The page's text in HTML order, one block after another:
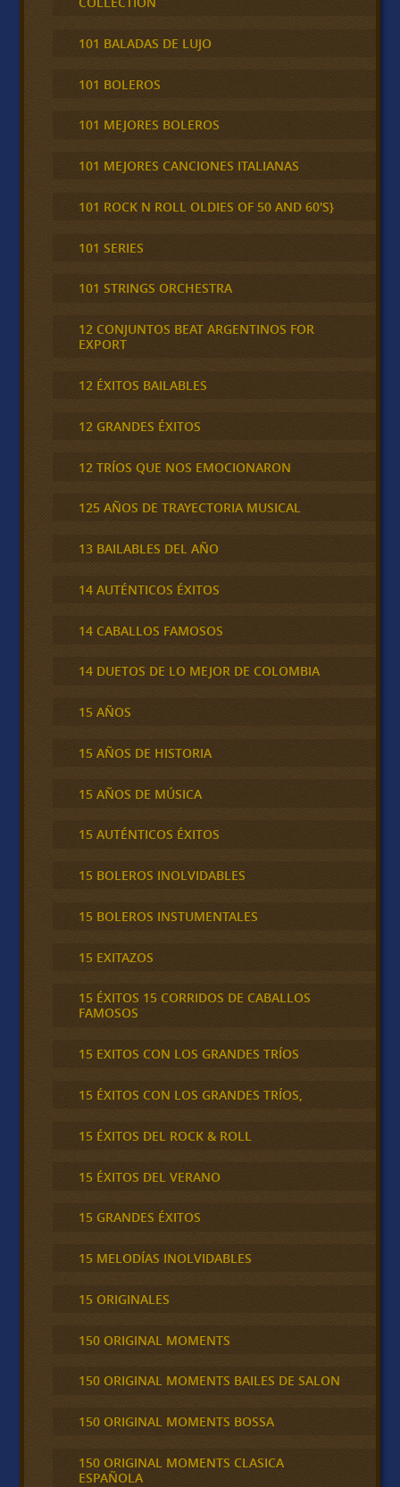
101 BALADAS DE LUJO
101 BOLEROS
101 MEJORES BOLEROS
101 MEJORES CANCIONES ITALIANAS
101 ROCK N ROLL OLDIES OF 50 AND 60'S}
101 SERIES
101 STRINGS ORCHESTRA
12 CONJUNTOS BEAT ARGENTINOS FOR
EXPORT
12 ÉXITOS BAILABLES
12 GRANDES ÉXITOS
12 TRÍOS QUE NOS EMOCIONARON
125 AÑOS DE TRAYECTORIA MUSICAL
13 BAILABLES DEL AÑO
14 AUTÉNTICOS ÉXITOS
14 CABALLOS FAMOSOS
14 DUETOS DE LO MEJOR DE COLOMBIA
15 AÑOS
15 AÑOS DE HISTORIA
15 AÑOS DE MÚSICA
15 AUTÉNTICOS ÉXITOS
15 BOLEROS INOLVIDABLES
15 BOLEROS INSTUMENTALES
15 EXITAZOS
15 ÉXITOS 15 CORRIDOS DE CABALLOS
FAMOSOS
15 EXITOS CON LOS GRANDES TRÍOS
15 ÉXITOS CON LOS GRANDES TRÍOS,
15 ÉXITOS DEL ROCK & ROLL
15 ÉXITOS DEL VERANO
15 GRANDES ÉXITOS
15 MELODÍAS INOLVIDABLES
15 ORIGINALES
150 ORIGINAL MOMENTS
150 ORIGINAL MOMENTS BAILES DE SALON
150 ORIGINAL MOMENTS BOSSA
150 ORIGINAL MOMENTS CLASICA
ESPAÑOLA